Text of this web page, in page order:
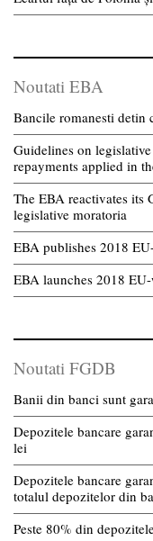
Noutati EBA
Bancile romanesti detin
Guidelines on
repayments applied in
The EBA reactivates its
legislative moratoria
EBA publishes 2018
EBA launches 2018
Noutati FGDB
Banii din banci sunt
Depozitele bancare
lei
Depozitele bancare
totalul depozitelor din
Peste 80% din